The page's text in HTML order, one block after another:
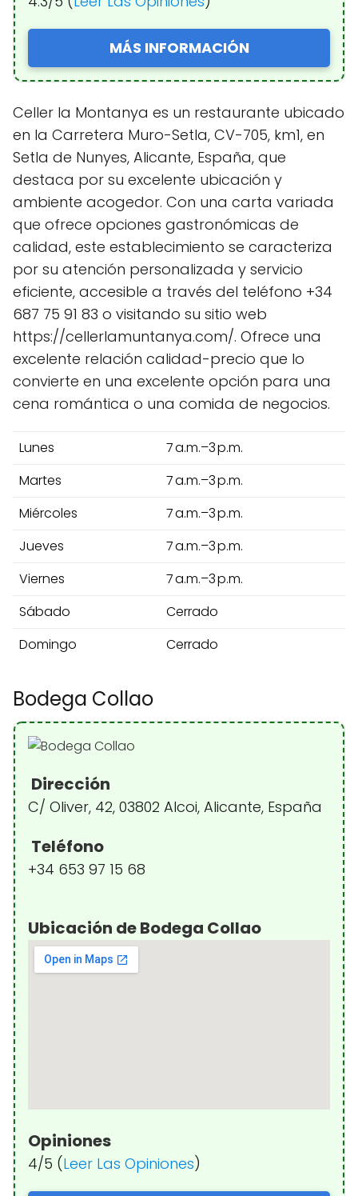
MÁS INFORMACIÓN
Celler la Montanya es un restaurante ubicado
en la Carretera Muro-Setla, CV-705, km1, en
Setla de Nunyes, Alicante, España, que
destaca por su excelente ubicación y
ambiente acogedor. Con una carta variada
que ofrece opciones gastronómicas de
calidad, este establecimiento se caracteriza
por su atención personalizada y servicio
eficiente, accesible a través del teléfono +34
687 75 91 83 o visitando su sitio web
https://cellerlamuntanya.com/. Ofrece una
excelente relación calidad-precio que lo
convierte en una excelente opción para una
cena romántica o una comida de negocios.
Lunes
7 a.m.–3 p.m.
Martes
7 a.m.–3 p.m.
Miércoles
7 a.m.–3 p.m.
Jueves
7 a.m.–3 p.m.
Viernes
7 a.m.–3 p.m.
Sábado
Cerrado
Domingo
Cerrado
Bodega Collao
Dirección
C/ Oliver, 42, 03802 Alcoi, Alicante, España
Teléfono
+34 653 97 15 68
Ubicación de Bodega Collao
Opiniones
4/5 (Leer Las Opiniones)